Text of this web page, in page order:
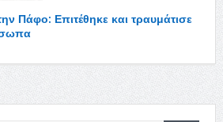
Πάφο: Επιτέθηκε και τραυμάτισε